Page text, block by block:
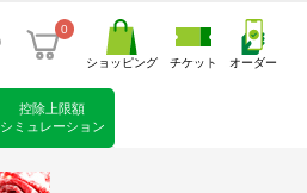
0
ショッピング チケット オーダー
控除上限額
シミュレーション